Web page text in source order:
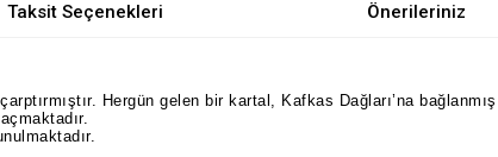
Taksit Seçenekleri Önerileriniz
Hergün gelen bir kartal, Kafkas Dağları’na